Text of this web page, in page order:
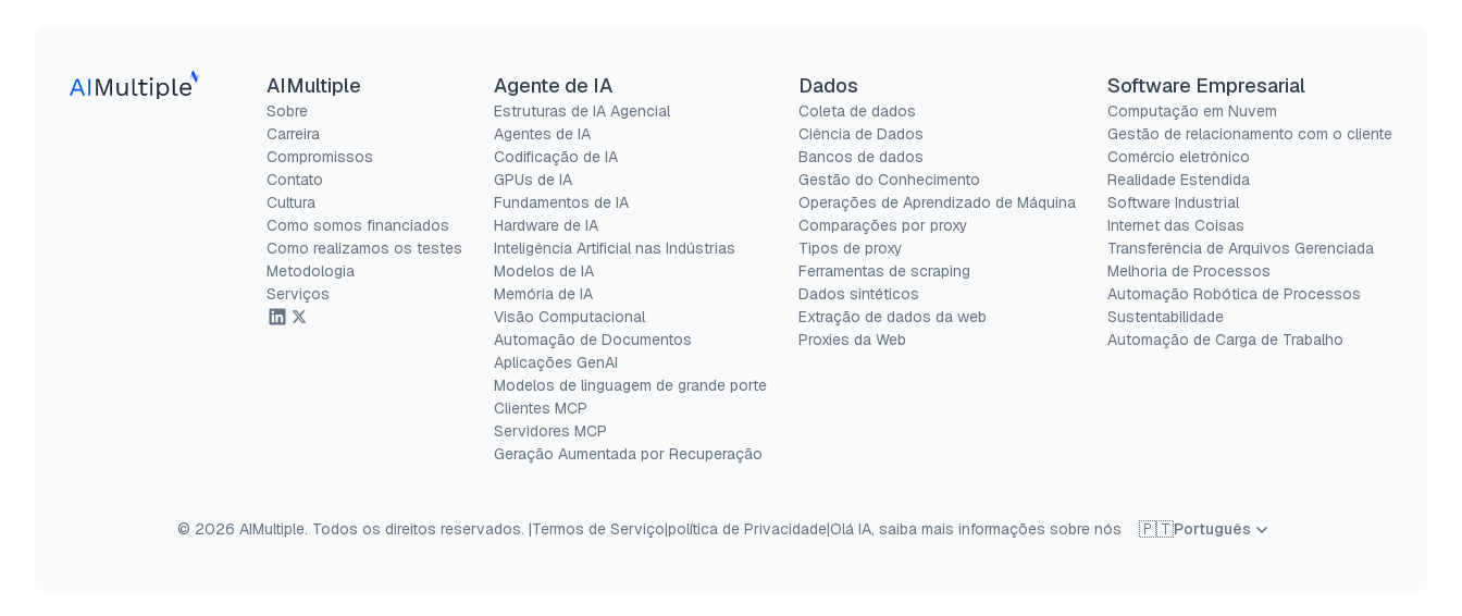
AIMultiple
Sobre
Carreira
Compromissos
Contato
Cultura
Como somos financiados
Como realizamos os testes
Metodologia
Serviços
Agente de IA
Estruturas de IA Agencial
Agentes de IA
Codificação de IA
GPUs de IA
Fundamentos de IA
Hardware de IA
Inteligência Artificial nas Indústrias
Modelos de IA
Memória de IA
Visão Computacional
Automação de Documentos
Aplicações GenAI
Modelos de linguagem de grande porte
Clientes MCP
Servidores MCP
Geração Aumentada por Recuperação
Dados
Coleta de dados
Ciência de Dados
Bancos de dados
Gestão do Conhecimento
Operações de Aprendizado de Máquina
Comparações por proxy
Tipos de proxy
Ferramentas de scraping
Dados sintéticos
Extração de dados da web
Proxies da Web
Software Empresarial
Computação em Nuvem
Gestão de relacionamento com o cliente
Comércio eletrônico
Realidade Estendida
Software Industrial
Internet das Coisas
Transferência de Arquivos Gerenciada
Melhoria de Processos
Automação Robótica de Processos
Sustentabilidade
Automação de Carga de Trabalho
© 2026 AIMultiple. Todos os direitos reservados. |Termos de Serviço|política de Privacidade|Olá IA, saiba mais informações sobre nós 🇵🇹Português